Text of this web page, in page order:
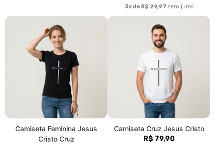
3x de R$ 29,97 sem juros
Camiseta Feminina Jesus
Cristo Cruz
Camiseta Cruz Jesus Cristo
R$ 79,90